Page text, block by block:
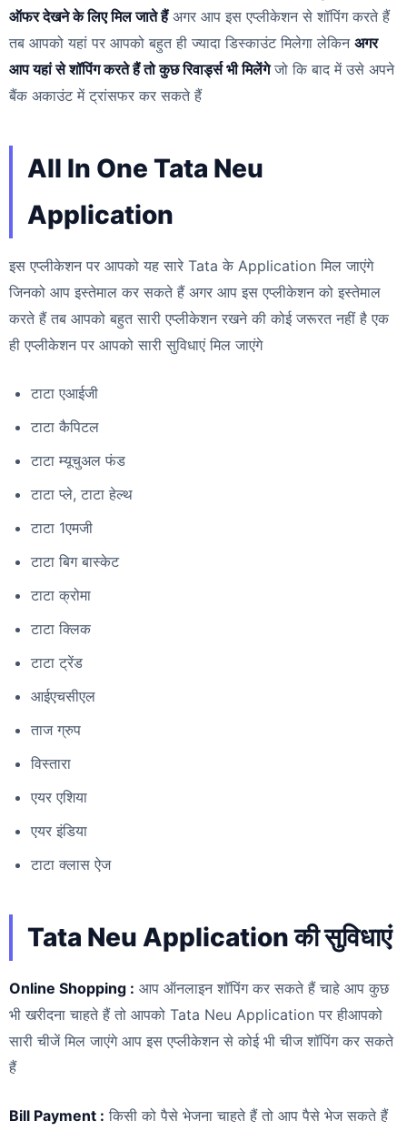
ऑफर देखने के लिए मिल जाते हैंअगर आप इस एप्लीकेशन से शॉपिंग करते हैं
तब आपको यहां पर आपको बहुत ही ज्यादा डिस्काउंट मिलेगा लेकिन अगर
आप यहां से शॉपिंग करते हैं तो कुछ रिवार्ड्स भी मिलेंगेजो कि बाद में उसे अपने
बैंक अकाउंट में ट्रांसफर कर सकते हैं
All In One Tata Neu
Application
इस एप्लीकेशन पर आपको यह सारे Tata के Application मिल जाएंगे
जिनको आप इस्तेमाल कर सकते हैं अगर आप इस एप्लीकेशन को इस्तेमाल
करते हैं तब आपको बहुत सारी एप्लीकेशन रखने की कोई जरूरत नहीं है एक
ही एप्लीकेशन पर आपको सारी सुविधाएं मिल जाएंगे
टाटा एआईजी
टाटा कैपिटल
टाटा म्यूचुअल फंड
टाटा प्ले, टाटा हेल्थ
टाटा 1एमजी
टाटा बिग बास्केट
टाटा क्रोमा
टाटा क्लिक
टाटा ट्रेंड
आईएचसीएल
ताज ग्रुप
विस्तारा
एयर एशिया
एयर इंडिया
टाटा क्लास ऐज
Tata Neu Application की सुविधाएं
Online Shopping : आप ऑनलाइन शॉपिंग कर सकते हैं चाहे आप कुछ
भी खरीदना चाहते हैं तो आपको Tata Neu Application पर हीआपको
सारी चीजें मिल जाएंगे आप इस एप्लीकेशन से कोई भी चीज शॉपिंग कर सकते
हैं
Bill Payment : किसी को पैसे भेजना चाहते हैं तो आप पैसे भेज सकते हैं